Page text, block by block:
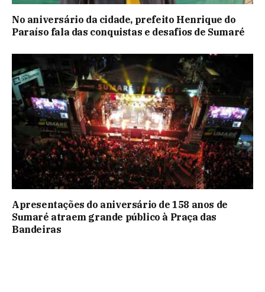
No aniversário da cidade, prefeito Henrique do
Paraíso fala das conquistas e desafios de Sumaré
Apresentações do aniversário de 158 anos de
Sumaré atraem grande público à Praça das
Bandeiras